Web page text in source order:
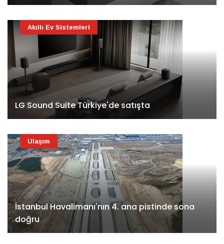
LG Sound Suite Türkiye'de satışta
Akıllı Ev Sistemleri
İstanbul Havalimanı'nın 4. ana pistinde sona
doğru
Ulaşım